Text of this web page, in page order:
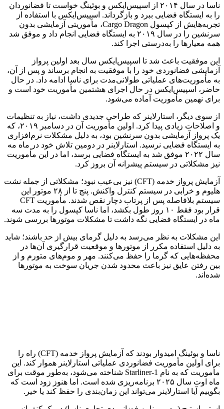
ناسا در سال ۲۰۱۴ از اسپیس‌ایکس و بوئینگ خواست تا فضانوردان
را به ایستگاه فضایی ببرد و بازگرداند. اسپیس‌ایکس با استفاده از
تجربه‌هایش از کپسول Cargo Dragon، مأموریتی آزمایشی بدون
سرنشین را در سال ۲۰۱۹ به ایستگاه فضایی انجام داد و موفق شد
همه معیارها را به‌درستی اجرا کند.
این موفقیت باعث شد تا اسپیس‌ایکس سال بعد اولین پرواز
آزمایشی فضانوردی خود را با موفقیت به انجام برساند و پس از آن،
به مأموریت‌های عملیاتی طولانی‌مدت برای ناسا ادامه داد. در حال
حاضر، اسپیس‌ایکس در حال اجرای هشتمین مأموریت خود است و
برای نهمین مأموریت آماده می‌شود.
از سوی دیگر، استارلاینر که طراحی جدیدی داشت، نیاز به تنظیمات
و اصلاحات زیادی پیدا کرد. اولین مأموریت آن در دسامبر ۲۰۱۹، که
یک پرواز آزمایشی بدون سرنشین بود، به دلیل مشکلات نرم‌افزاری
به ایستگاه فضایی نرسید. استارلاینر در دومین تلاش خود در ماه مه
سال ۲۰۲۲ موفق شد به ایستگاه فضایی برسد، اما در این مأموریت
نیز مشکلاتی در سیستم پیشرانه آن بروز کرد.
آزمایش پرواز خدمه (CFT) نیز بی‌عیب نبود؛ مشکلاتی از جمله نشت
هلیوم و خرابی در سیستم کنترل واکنش. پنج تا از ۲۸ موتور این
سیستم بلافاصله پس از پرتاب دچار نقص شدند. مأموریت CFT
قرار بود فقط ۱۰ روز طول بکشد، اما ناسا کپسول را به مدت سه
ماه در ایستگاه فضایی نگه داشت تا مشکلات موتورها بررسی شوند.
این مشکلات به نظر می‌رسد به دلیل گرمای بیش از حد باشند؛ شاید
به دلیل استفاده مکرر از موتورها و موقعیت قرارگیری آن‌ها در
محفظه‌هایی که گرما را حفظ می‌کنند. مهر و موم‌های متورم و از
بین رفتن عایق نیز باعث محدود شدن جریان سوخت به موتورها
شده‌اند.
ناسا و بوئینگ امیدوار بودند که آزمایش پرواز خدمه (CFT) راه را
برای اولین مأموریت فضانوردی عملیاتی استارلاینر هموار کند. این
مأموریت که به نام Starliner-1 شناخته می‌شود، به‌طور موقت برای
ماه اوت سال ۲۰۲۵ برنامه‌ریزی شده است. اما هنوز زود است که
بگوییم آیا استارلاینر می‌تواند این زمان‌بندی را حفظ کند یا خیر.